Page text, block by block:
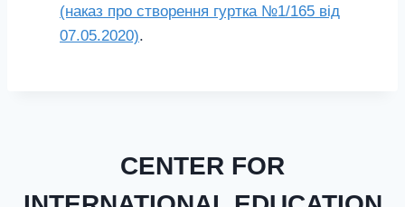
(наказ про створення гуртка №1/165 від
07.05.2020).
CENTER FOR